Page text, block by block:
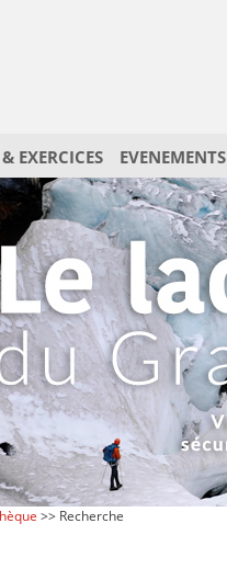
EXERCICES EVENEMENTS
>> Recherche